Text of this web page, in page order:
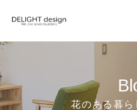
花のある暮